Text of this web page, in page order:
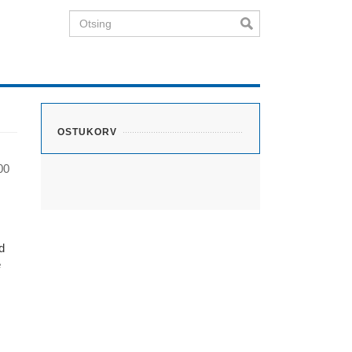
Otsing
OSTUKORV